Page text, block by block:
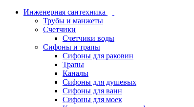
Инженерная сантехника
Трубы и манжеты
Счетчики
Счетчики воды
Сифоны и трапы
Сифоны для раковин
Трапы
Каналы
Сифоны для душевых
Сифоны для ванн
Сифоны для моек